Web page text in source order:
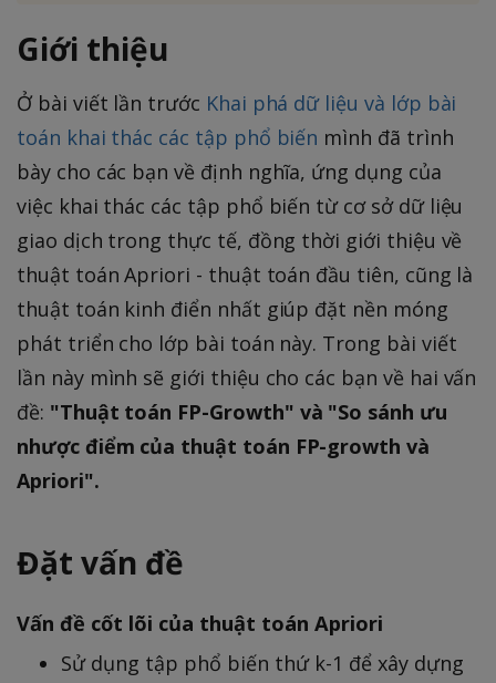
Giới thiệu
Ở bài viết lần trước Khai phá dữ liệu và lớp bài
toán khai thác các tập phổ biến mình đã trình
bày cho các bạn về định nghĩa, ứng dụng của
việc khai thác các tập phổ biến từ cơ sở dữ liệu
giao dịch trong thực tế, đồng thời giới thiệu về
thuật toán Apriori - thuật toán đầu tiên, cũng là
thuật toán kinh điển nhất giúp đặt nền móng
phát triển cho lớp bài toán này. Trong bài viết
lần này mình sẽ giới thiệu cho các bạn về hai vấn
đề: "Thuật toán FP-Growth" và "So sánh ưu
nhược điểm của thuật toán FP-growth và
Apriori".
Đặt vấn đề
Vấn đề cốt lõi của thuật toán Apriori
Sử dụng tập phổ biến thứ k-1 để xây dựng